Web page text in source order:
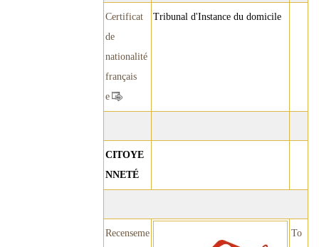
Certificat
de
nationalité
français
e
Tribunal d'Instance du domicile
CITOYE
NNETÉ
Recenseme
To